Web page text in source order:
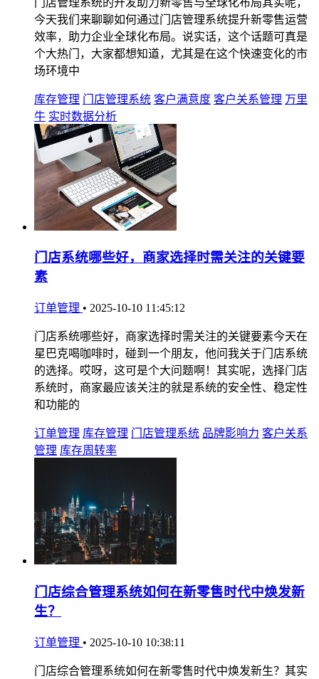
今天我们来聊聊如何通过门店管理系统提升新零售运营
效率，助力企业全球化布局。说实话，这个话题可真是
个大热门，大家都想知道，尤其是在这个快速变化的市
场环境中
库存管理 门店管理系统 客户满意度 客户关系管理 万里
牛 实时数据分析
门店系统哪些好，商家选择时需关注的关键要
素
订单管理 • 2025-10-10 11:45:12
门店系统哪些好，商家选择时需关注的关键要素今天在
星巴克喝咖啡时，碰到一个朋友，他问我关于门店系统
的选择。哎呀，这可是个大问题啊！其实呢，选择门店
系统时，商家最应该关注的就是系统的安全性、稳定性
和功能的
订单管理 库存管理 门店管理系统 品牌影响力 客户关系
管理 库存周转率
门店综合管理系统如何在新零售时代中焕发新
生？
订单管理 • 2025-10-10 10:38:11
门店综合管理系统如何在新零售时代中焕发新生？其实